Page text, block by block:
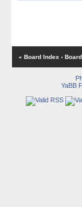
« Board Index ‹ Board
YaBB